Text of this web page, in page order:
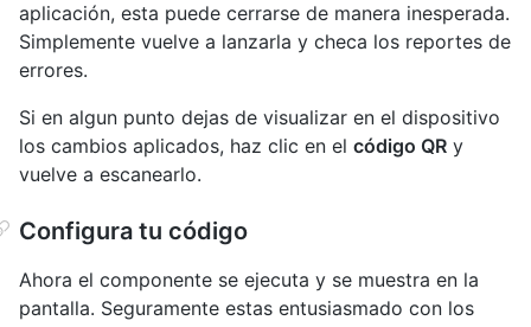
aplicación, esta puede cerrarse de manera inesperada.
Simplemente vuelve a lanzarla y checa los reportes de
errores.
Si en algun punto dejas de visualizar en el dispositivo
los cambios aplicados, haz clic en el código QR y
vuelve a escanearlo.
Configura tu código
Ahora el componente se ejecuta y se muestra en la
pantalla. Seguramente estas entusiasmado con los